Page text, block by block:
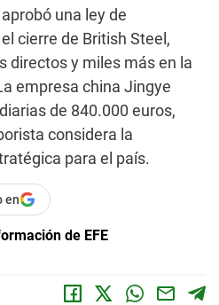
una ley de
cierre de British Steel,
directos y miles más en la
empresa china Jingye
de 840.000 euros,
considera la
para el país.
en
de EFE